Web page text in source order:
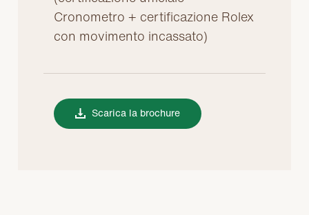
Cronometro + certificazione Rolex
con movimento incassato)
Scarica la brochure